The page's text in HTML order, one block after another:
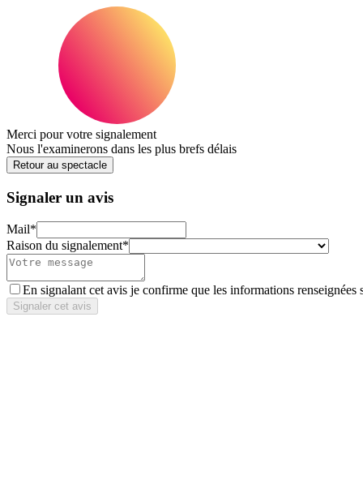
Merci pour votre signalement
Nous l'examinerons dans les plus brefs délais
Retour au spectacle
Signaler un avis
Mail*
Raison du signalement*
En signalant cet avis je confirme que les informations renseignées
Signaler cet avis